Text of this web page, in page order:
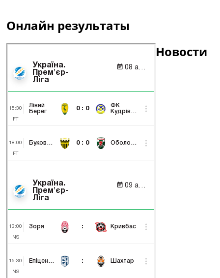
Онлайн результаты
Новости